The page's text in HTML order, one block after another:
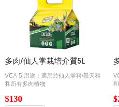
多肉/仙人掌栽培介質5L
VCA-5 用途：適用於仙人掌科/景天科
和所有多肉植物
$130